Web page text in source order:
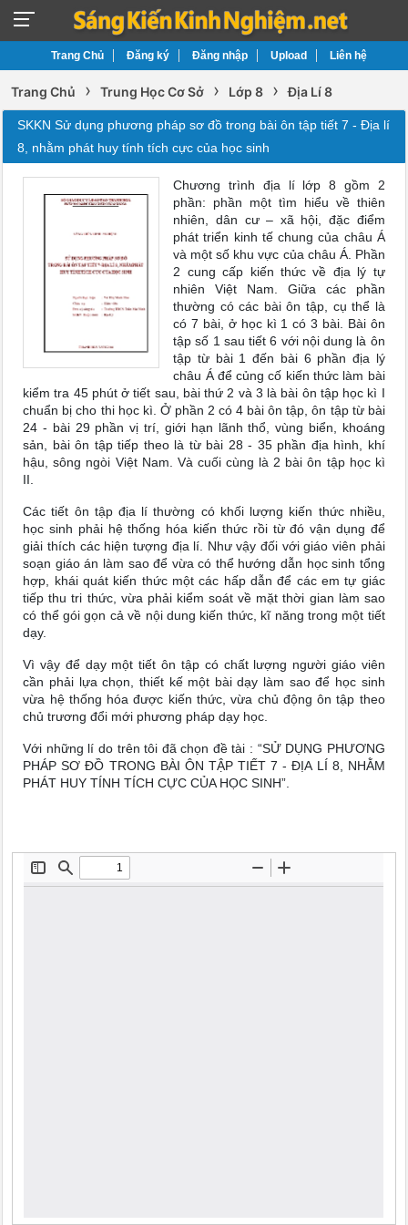
Trang Chủ Đăng ký Đăng nhập Upload Liên hệ
Trang Chủ › Trung Học Cơ Sở › Lớp 8 › Địa Lí 8
SKKN Sử dụng phương pháp sơ đồ trong bài ôn tập tiết 7 - Địa lí
8, nhằm phát huy tính tích cực của học sinh
Chương trình địa lí lớp 8 gồm 2
phần: phần một tìm hiểu về thiên
nhiên, dân cư – xã hội, đặc điểm
phát triển kinh tế chung của châu Á
và một số khu vực của châu Á. Phần
2 cung cấp kiến thức về địa lý tự
nhiên Việt Nam. Giữa các phần
thường có các bài ôn tập, cụ thể là
có 7 bài, ở học kì 1 có 3 bài. Bài ôn
tập số 1 sau tiết 6 với nội dung là ôn
tập từ bài 1 đến bài 6 phần địa lý
châu Á để củng cố kiến thức làm bài
kiểm tra 45 phút ở tiết sau, bài thứ 2 và 3 là bài ôn tập học kì I
chuẩn bị cho thi học kì. Ở phần 2 có 4 bài ôn tập, ôn tập từ bài
24 - bài 29 phần vị trí, giới hạn lãnh thổ, vùng biển, khoáng
sản, bài ôn tập tiếp theo là từ bài 28 - 35 phần địa hình, khí
hậu, sông ngòi Việt Nam. Và cuối cùng là 2 bài ôn tập học kì
II.
Các tiết ôn tập địa lí thường có khối lượng kiến thức nhiều,
học sinh phải hệ thống hóa kiến thức rồi từ đó vận dụng để
giải thích các hiện tượng địa lí. Như vậy đối với giáo viên phải
soạn giáo án làm sao để vừa có thể hướng dẫn học sinh tổng
hợp, khái quát kiến thức một các hấp dẫn để các em tự giác
tiếp thu tri thức, vừa phải kiểm soát về mặt thời gian làm sao
có thể gói gọn cả về nội dung kiến thức, kĩ năng trong một tiết
dạy.
Vì vậy để dạy một tiết ôn tập có chất lượng người giáo viên
cần phải lựa chọn, thiết kế một bài dạy làm sao để học sinh
vừa hệ thống hóa được kiến thức, vừa chủ động ôn tập theo
chủ trương đổi mới phương pháp dạy học.
Với những lí do trên tôi đã chọn đề tài : “SỬ DỤNG PHƯƠNG
PHÁP SƠ ĐỒ TRONG BÀI ÔN TẬP TIẾT 7 - ĐỊA LÍ 8, NHẰM
PHÁT HUY TÍNH TÍCH CỰC CỦA HỌC SINH”.